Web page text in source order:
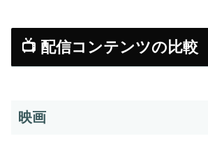
📺 配信コンテンツの比較
映画